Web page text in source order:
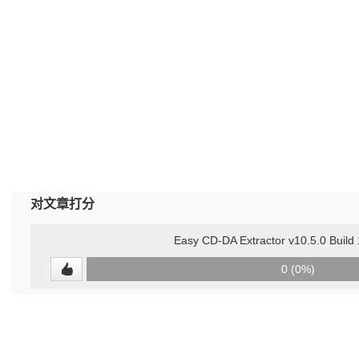
对文章打分
Easy CD-DA Extractor v10.5.0 Build
0 (0%)